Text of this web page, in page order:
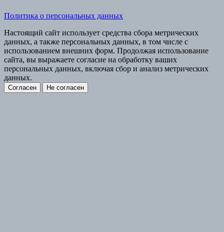
Политика о персональных данных
Настоящий сайт использует средства сбора метрических
данных, а также персональных данных, в том числе с
использованием внешних форм. Продолжая использование
сайта, вы выражаете согласие на обработку ваших
персональных данных, включая сбор и анализ метрических
данных.
Согласен Не согласен